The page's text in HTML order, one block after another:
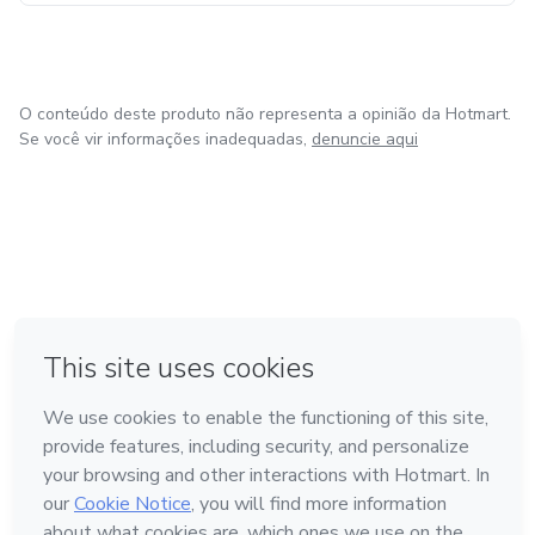
qualquer tema proposto.
O conteúdo deste produto não representa a opinião da Hotmart.
Se você vir informações inadequadas, denuncie aqui
Feito com ❤ em Bogotá
Conheça a Hotmart